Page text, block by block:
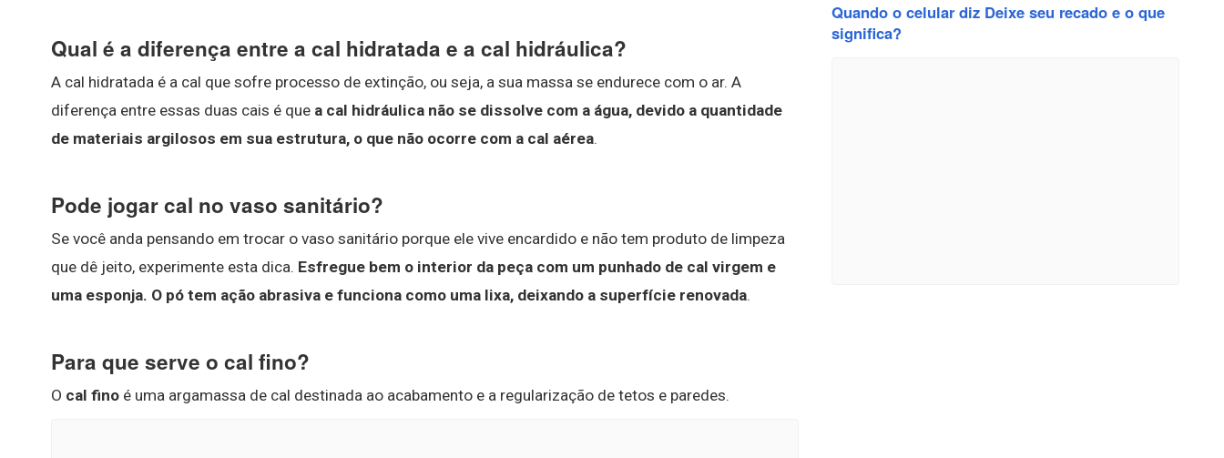
Qual é a diferença entre a cal hidratada e a cal hidráulica?
A cal hidratada é a cal que sofre processo de extinção, ou seja, a sua massa se endurece com o ar. A
diferença entre essas duas cais é que a cal hidráulica não se dissolve com a água, devido a quantidade
de materiais argilosos em sua estrutura, o que não ocorre com a cal aérea.
Pode jogar cal no vaso sanitário?
Se você anda pensando em trocar o vaso sanitário porque ele vive encardido e não tem produto de limpeza
que dê jeito, experimente esta dica. Esfregue bem o interior da peça com um punhado de cal virgem e
uma esponja. O pó tem ação abrasiva e funciona como uma lixa, deixando a superfície renovada.
Para que serve o cal fino?
O cal fino é uma argamassa de cal destinada ao acabamento e a regularização de tetos e paredes.
Quando o celular diz Deixe seu recado e o que
significa?